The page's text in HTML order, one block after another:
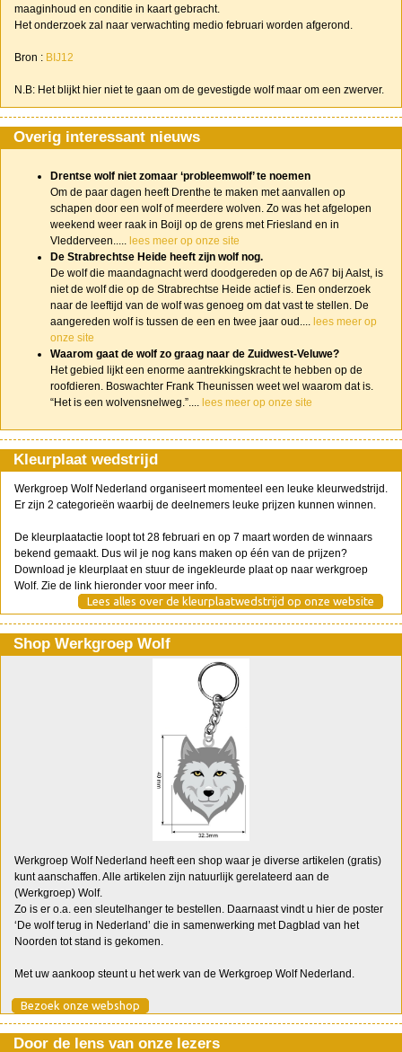
maaginhoud en conditie in kaart gebracht.
Het onderzoek zal naar verwachting medio februari worden afgerond.
Bron : BIJ12
N.B: Het blijkt hier niet te gaan om de gevestigde wolf maar om een zwerver.
Overig interessant nieuws
Drentse wolf niet zomaar ‘probleemwolf’ te noemen
Om de paar dagen heeft Drenthe te maken met aanvallen op
schapen door een wolf of meerdere wolven. Zo was het afgelopen
weekend weer raak in Boijl op de grens met Friesland en in
Vledderveen..... lees meer op onze site
De Strabrechtse Heide heeft zijn wolf nog.
De wolf die maandagnacht werd doodgereden op de A67 bij Aalst, is
niet de wolf die op de Strabrechtse Heide actief is. Een onderzoek
naar de leeftijd van de wolf was genoeg om dat vast te stellen. De
aangereden wolf is tussen de een en twee jaar oud.... lees meer op
onze site
Waarom gaat de wolf zo graag naar de Zuidwest-Veluwe?
Het gebied lijkt een enorme aantrekkingskracht te hebben op de
roofdieren. Boswachter Frank Theunissen weet wel waarom dat is.
“Het is een wolvensnelweg.”.... lees meer op onze site
Kleurplaat wedstrijd
Werkgroep Wolf Nederland organiseert momenteel een leuke kleurwedstrijd.
Er zijn 2 categorieën waarbij de deelnemers leuke prijzen kunnen winnen.
De kleurplaatactie loopt tot 28 februari en op 7 maart worden de winnaars
bekend gemaakt. Dus wil je nog kans maken op één van de prijzen?
Download je kleurplaat en stuur de ingekleurde plaat op naar werkgroep
Wolf. Zie de link hieronder voor meer info.
Lees alles over de kleurplaatwedstrijd op onze website
Shop Werkgroep Wolf
Werkgroep Wolf Nederland heeft een shop waar je diverse artikelen (gratis)
kunt aanschaffen. Alle artikelen zijn natuurlijk gerelateerd aan de
(Werkgroep) Wolf.
Zo is er o.a. een sleutelhanger te bestellen. Daarnaast vindt u hier de poster
‘De wolf terug in Nederland’ die in samenwerking met Dagblad van het
Noorden tot stand is gekomen.
Met uw aankoop steunt u het werk van de Werkgroep Wolf Nederland.
Bezoek onze webshop
Door de lens van onze lezers